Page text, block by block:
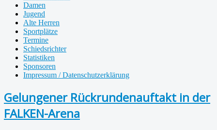
Damen
Jugend
Alte Herren
Sportplätze
Termine
Schiedsrichter
Statistiken
Sponsoren
Impressum / Datenschutzerklärung
Gelungener Rückrundenauftakt in der
FALKEN-Arena